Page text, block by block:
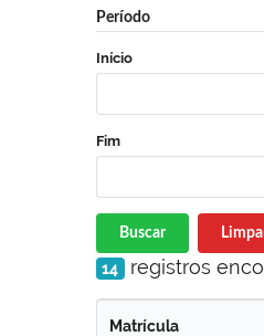
Período
Início
Fim
Buscar
14 registros
Matrícula